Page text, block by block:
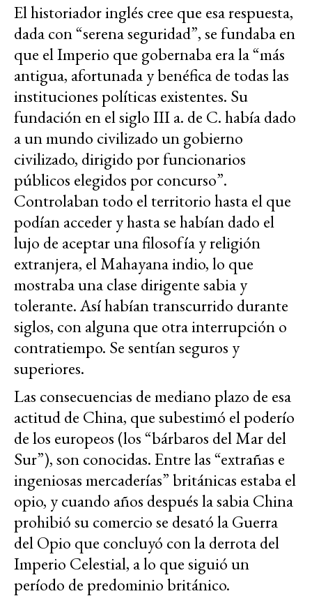
El historiador inglés cree que esa respuesta,
dada con “serena seguridad”, se fundaba en
que el Imperio que gobernaba era la “más
antigua, afortunada y benéfica de todas las
instituciones políticas existentes. Su
fundación en el siglo III a. de C. había dado
a un mundo civilizado un gobierno
civilizado, dirigido por funcionarios
públicos elegidos por concurso”.
Controlaban todo el territorio hasta el que
podían acceder y hasta se habían dado el
lujo de aceptar una filosofía y religión
extranjera, el Mahayana indio, lo que
mostraba una clase dirigente sabia y
tolerante. Así habían transcurrido durante
siglos, con alguna que otra interrupción o
contratiempo. Se sentían seguros y
superiores.
Las consecuencias de mediano plazo de esa
actitud de China, que subestimó el poderío
de los europeos (los “bárbaros del Mar del
Sur”), son conocidas. Entre las “extrañas e
ingeniosas mercaderías” británicas estaba el
opio, y cuando años después la sabia China
prohibió su comercio se desató la Guerra
del Opio que concluyó con la derrota del
Imperio Celestial, a lo que siguió un
período de predominio británico.